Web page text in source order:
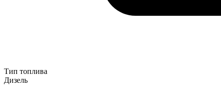
Тип топлива
Дизель